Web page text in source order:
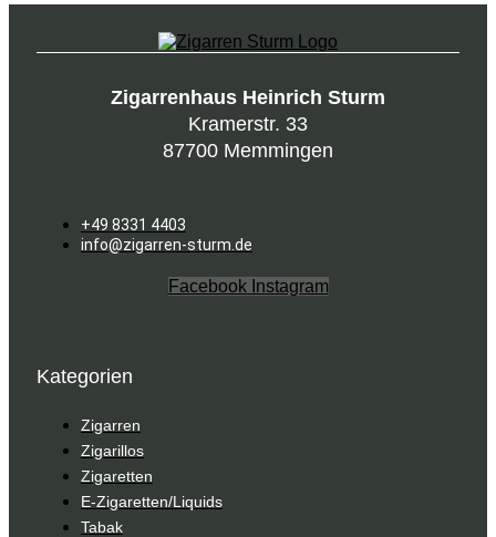
Zigarrenhaus Heinrich Sturm
Kramerstr. 33
87700 Memmingen
+49 8331 4403
info@zigarren-sturm.de
Facebook Instagram
Kategorien
Zigarren
Zigarillos
Zigaretten
E-Zigaretten/Liquids
Tabak